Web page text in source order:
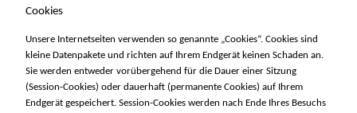
Cookies
Unsere Internetseiten verwenden so genannte „Cookies“. Cookies sind
kleine Datenpakete und richten auf Ihrem Endgerät keinen Schaden an.
Sie werden entweder vorübergehend für die Dauer einer Sitzung
(Session-Cookies) oder dauerhaft (permanente Cookies) auf Ihrem
Endgerät gespeichert. Session-Cookies werden nach Ende Ihres Besuchs